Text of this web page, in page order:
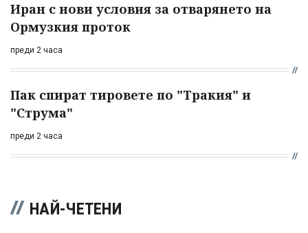
Иран с нови условия за отварянето на
Ормузкия проток
преди 2 часа
Пак спират тировете по "Тракия" и
"Струма"
преди 2 часа
НАЙ-ЧЕТЕНИ